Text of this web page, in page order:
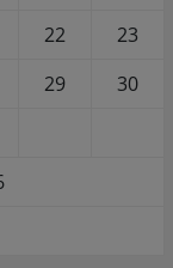
22
23
29
30